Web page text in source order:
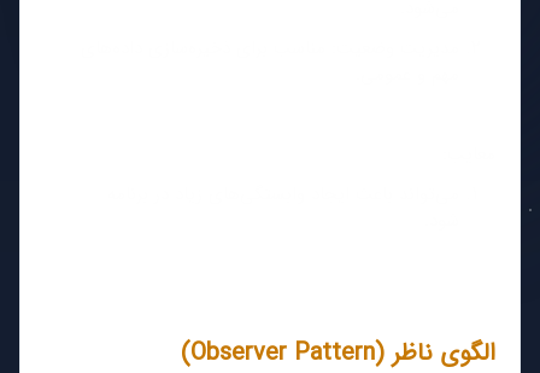
الگوی ناظر (Observer Pattern)